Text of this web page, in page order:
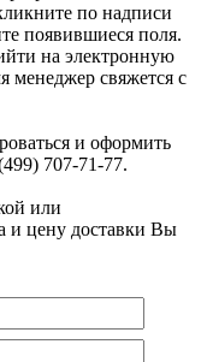
по надписи
появившиеся поля.
на электронную
менеджер свяжется с
и оформить
707-71-77.
или
и цену доставки Вы